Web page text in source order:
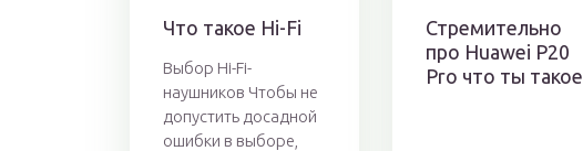
Что такое Hi-Fi
Выбор Hi-Fi-
наушников Чтобы не
допустить досадной
ошибки в выборе,
Стремительно
про Huawei P20
Pro что ты такое